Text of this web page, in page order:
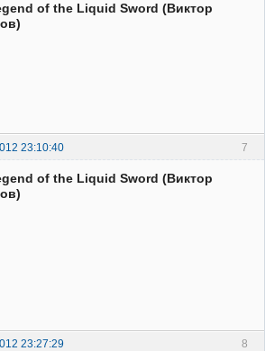
of the Liquid Sword (Виктор
7
23:10:40
of the Liquid Sword (Виктор
8
23:27:29